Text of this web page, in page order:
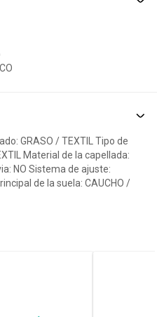
GRASO / TEXTIL Tipo de
Material de la capellada:
NO Sistema de ajuste:
de la suela: CAUCHO /